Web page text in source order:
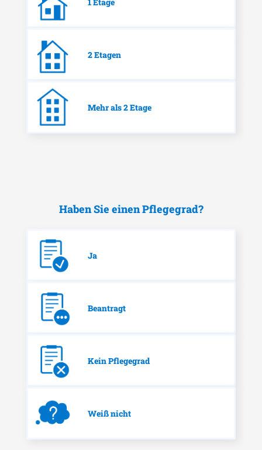
2 Etagen
Mehr als 2 Etage
Haben Sie einen Pflegegrad?
Ja
Beantragt
Kein Pflegegrad
Weiß nicht